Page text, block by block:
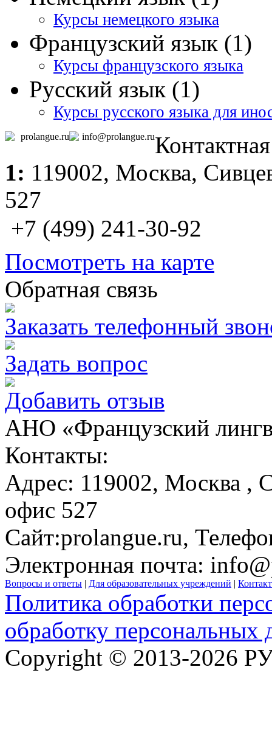
Курсы немецкого языка
Французский язык (1)
Курсы французского языка
Русский язык (1)
Курсы русского языка для
prolangue.ru info@prolangue.ru
1: 119002, Москва,
527
+7 (499) 241-30-92
Посмотреть на карте
Обратная связь
Заказать телефонный
Задать вопрос
Добавить отзыв
АНО «Французский
Контакты:
Адрес: 119002, Москва ,
офис 527
Сайт:prolangue.ru,
Электронная почта:
Вопросы и ответы | Для образовательных учреждений |
Политика обработки
обработку персональных
Copyright © 2013-2026